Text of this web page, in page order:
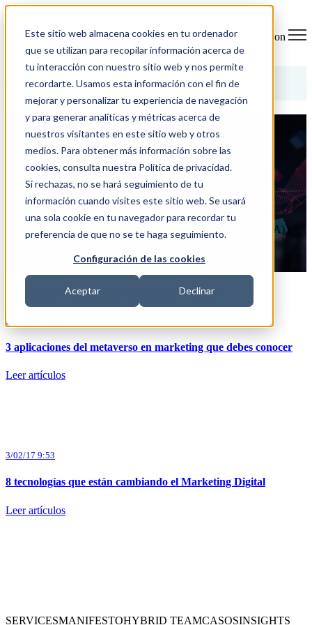
Este sitio web almacena cookies en tu ordenador
que se utilizan para recopilar información acerca de
tu interacción con nuestro sitio web y nos permite
recordarte. Usamos esta información con el fin de
mejorar y personalizar tu experiencia de navegación
y para generar analíticas y métricas acerca de
nuestros visitantes en este sitio web y otros
medios. Para obtener más información sobre las
cookies, consulta nuestra Política de privacidad.
Si rechazas, no se hará seguimiento de tu
información cuando visites este sitio web. Se usará
una sola cookie en tu navegador para recordar tu
preferencia de que no se te haga seguimiento.
Configuración de las cookies
Aceptar Declinar
Open main navigation
Categorías
3 aplicaciones del metaverso en
marketing que debes conocer
19/09/22 13:34
El metaverso es un espacio virtual donde las personas pueden
socializar, comunicarse y compartir ideas y experiencias. Una
combinación de realidad virtual (RV), realidad aumentada (RA) e
inteligencia ...
Artículos relacionadosrealidad virtual
19/09/22 13:34
3 aplicaciones del metaverso en marketing que debes conocer
Leer artículos
3/02/17 9:53
8 tecnologías que están cambiando el Marketing Digital
Leer artículos
SERVICESMANIFESTOHYBRID TEAMCASOSINSIGHTS